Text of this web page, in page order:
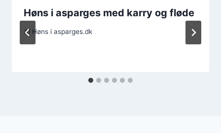
Høns i asparges med karry og fløde
Af Høns i asparges.dk